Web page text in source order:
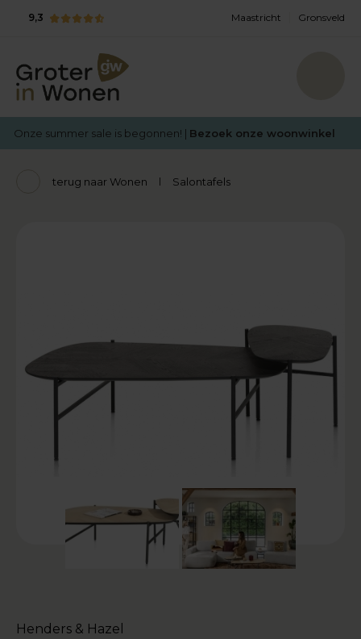
9,3 Maastricht Gronsveld
Onze summer sale is begonnen! | Bezoek onze woonwinkel
terug naar Wonen Salontafels
Henders & Hazel